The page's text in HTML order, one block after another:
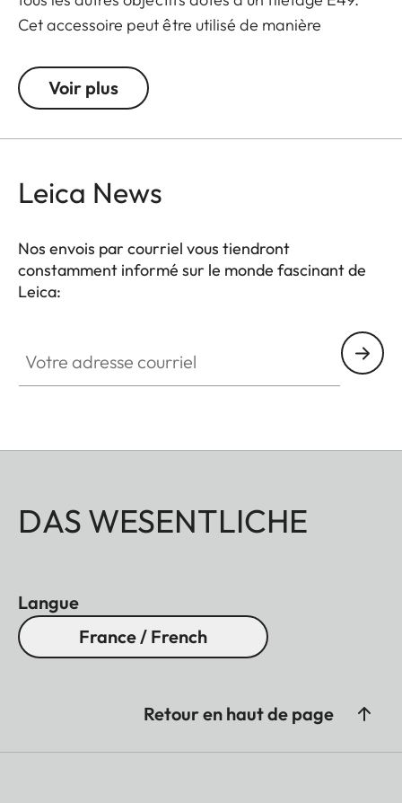
Cet accessoire peut être utilisé de manière
d'utilisation.
- Repose pouce
- Cache de la griffe flash
- Bouchon d'objectif
Voir plus
Leica News
Nos envois par courriel vous tiendront
constamment informé sur le monde fascinant de
Leica:
DAS WESENTLICHE
Langue
France / French
Retour en haut de page